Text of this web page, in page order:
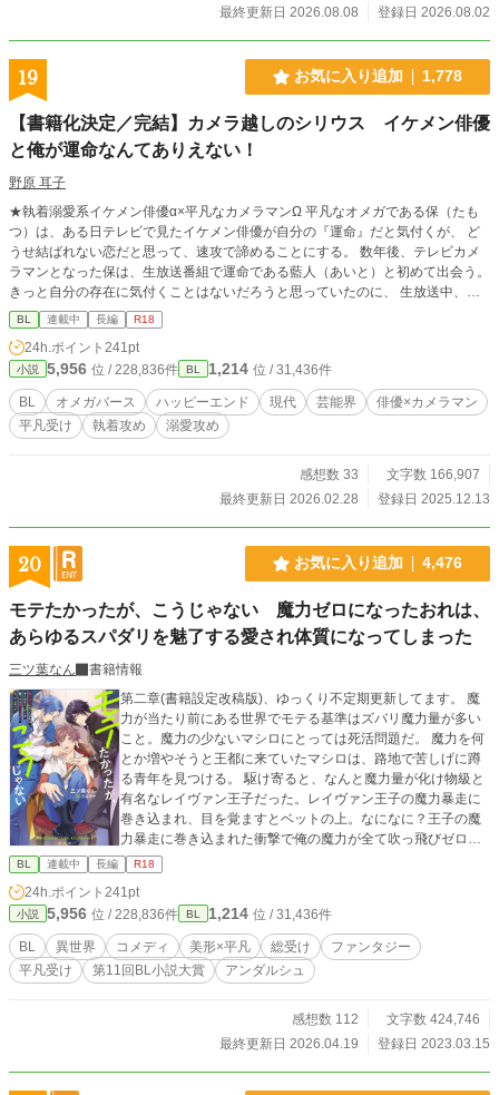
最終更新日 2026.08.08
登録日 2026.08.02
19 お気に入り追加 1,778
【書籍化決定／完結】カメラ越しのシリウス イケメン俳優
と俺が運命なんてありえない！
野原 耳子
★執着溺愛系イケメン俳優α×平凡なカメラマンΩ 平凡なオメガである保（たも
つ）は、ある日テレビで見たイケメン俳優が自分の『運命』だと気付くが、 ど
うせ結ばれない恋だと思って、速攻で諦めることにする。 数年後、テレビカメ
ラマンとなった保は、生放送番組で運命である藍人（あいと）と初めて出会う。
きっと自分の存在に気付くことはないだろうと思っていたのに、 生放送中、藍
人はカメラ越しに保を見据えて、こう言い放つ。 「やっと見つけた。もう絶対
に逃がさない」 それから藍人は、混乱する保を囲い込もうと色々と動き始めて
―― ★リブレ様にて紙書籍・電子書籍化が決定しました！ 応援してくださった
皆様のおかげです！ 本当にありがとうございます！ 発売日などの詳細は、決
まり次第、作者のXや近況ボードなどでご報告させていただきますのでお待ちい
ただければ幸いです。
BL 連載中 長編 R18
24h.ポイント 241pt
小説 5,956 位 / 228,836件 BL 1,214 位 / 31,436件
BL オメガバース ハッピーエンド 現代 芸能界
俳優×カメラマン
平凡受け
執着攻め 溺愛攻め
感想数 33
文字数 166,907
最終更新日 2026.02.28
登録日 2025.12.13
20 お気に入り追加 4,476
モテたかったが、こうじゃない 魔力ゼロになったおれは、
あらゆるスパダリを魅了する愛され体質になってしまった
三ツ葉なん
書籍情報
第二章(書籍設定改稿版)、ゆっくり不定期更新してます。 魔
力が当たり前にある世界でモテる基準はズバリ魔力量が多い
こと。魔力の少ないマシロにとっては死活問題だ。 魔力を何
とか増やそうと王都に来ていたマシロは、路地で苦しげに蹲
る青年を見つける。 駆け寄ると、なんと魔力量が化け物級と
有名なレイヴァン王子だった。レイヴァン王子の魔力暴走に
巻き込まれ、目を覚ますとベットの上。なになに？王子の魔
力暴走に巻き込まれた衝撃で俺の魔力が全て吹っ飛びゼロに
なりました？他者から魔力貰わないと死にます？大丈夫、魔
力量の多い者（男）からはとても魅力的に見えますから！ち
なみに魔力は体液に含まれているのでおセッセが効率的です
よ、て…何言ってるの?! お城で保護されたマシロだが、双子
の王子や騎士団長に魔道士長、他にも高スペック男子に迫ら
れて、もう勘弁して！モテたいって言ったけどこうじゃない
んだよ！ 高スペックイケメン軍団✕魔力ゼロの平凡総受け エ
BL 連載中 長編 R18
24h.ポイント 241pt
小説 5,956 位 / 228,836件 BL 1,214 位 / 31,436件
BL 異世界 コメディ 美形×平凡 総受け
ファンタジー
平凡受け
第11回BL小説大賞 アンダルシュ
感想数 112
文字数 424,746
最終更新日 2026.04.19
登録日 2023.03.15